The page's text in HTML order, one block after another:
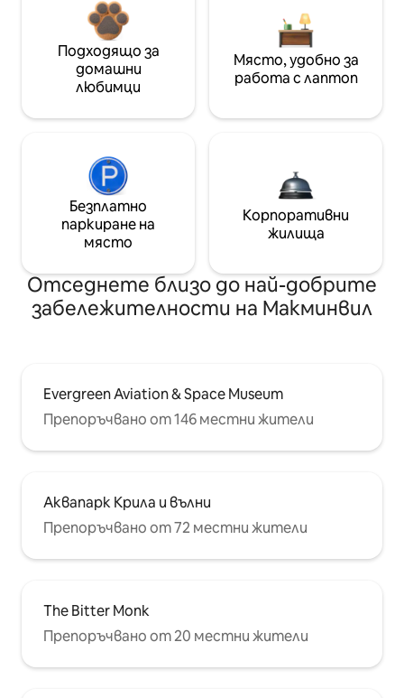
Подходящо за
домашни
любимци
Място, удобно за
работа с лаптоп
Безплатно
паркиране на
място
Корпоративни
жилища
Отседнете близо до най-добрите
забележителности на Макминвил
Evergreen Aviation & Space Museum
Препоръчвано от 146 местни жители
Аквапарк Крила и вълни
Препоръчвано от 72 местни жители
The Bitter Monk
Препоръчвано от 20 местни жители